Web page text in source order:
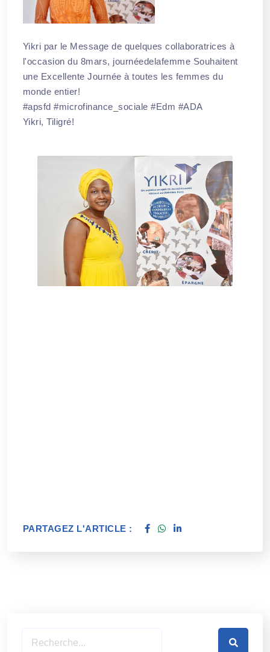
Yikri par le Message de quelques collaboratrices à
l'occasion du 8mars, journéedelafemme Souhaitent
une Excellente Journée à toutes les femmes du
monde entier!
#apsfd #microfinance_sociale #Edm #ADA
Yikri, Tiligré!
PARTAGEZ L'ARTICLE :